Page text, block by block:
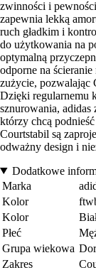
zwinności i
zapewnia lekką
ruch gładkim i
do użytkowania na
optymalną
odporne na
zużycie, pozwalając
Dzięki regularnemu
sznurowania,
którzy chcą
Courtstabil są
odważny design i
Dodatkowe
Marka
Kolor
Kolor
Płeć
Grupa wiekowa
Zakres